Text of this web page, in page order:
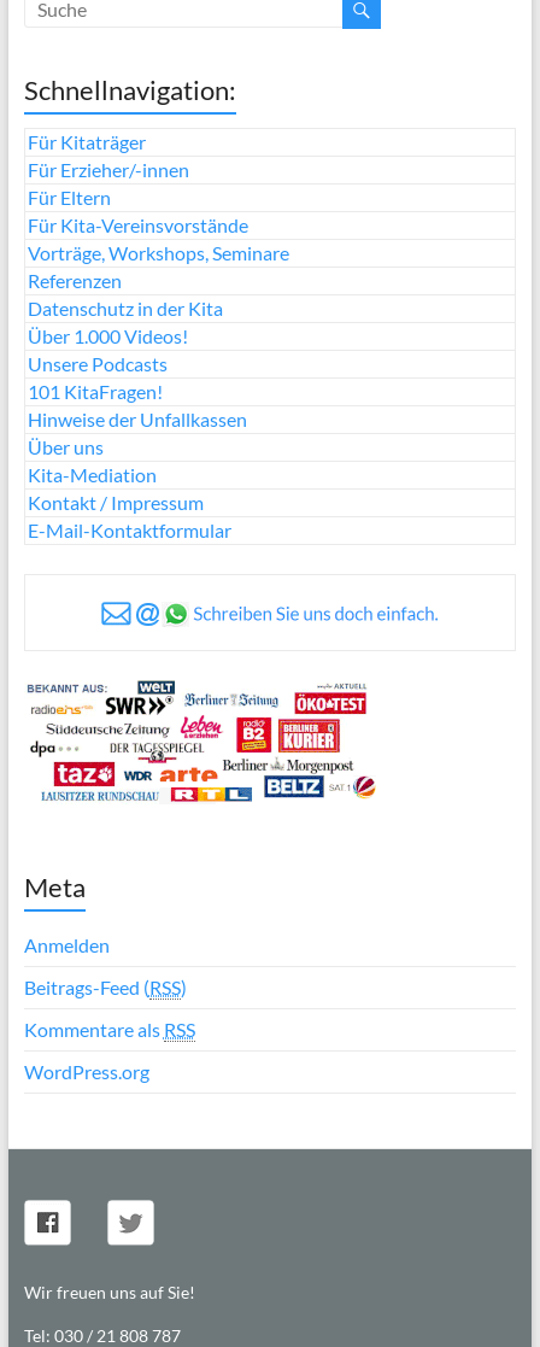
Schnellnavigation:
Für Kitaträger
Für Erzieher/-innen
Für Eltern
Für Kita-Vereinsvorstände
Vorträge, Workshops, Seminare
Referenzen
Datenschutz in der Kita
Über 1.000 Videos!
Unsere Podcasts
101 KitaFragen!
Hinweise der Unfallkassen
Über uns
Kita-Mediation
Kontakt / Impressum
E-Mail-Kontaktformular
Meta
Anmelden
Beitrags-Feed (RSS)
Kommentare als RSS
WordPress.org
Wir freuen uns auf Sie!
Tel: 030 / 21 808 787